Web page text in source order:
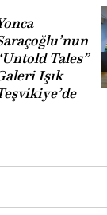
Tales”
Işık